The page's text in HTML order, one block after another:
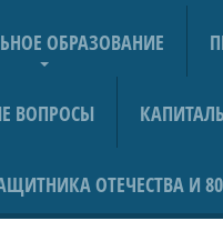
ОБРАЗОВАНИЕ
ВОПРОСЫ
ОТЕЧЕСТВА И